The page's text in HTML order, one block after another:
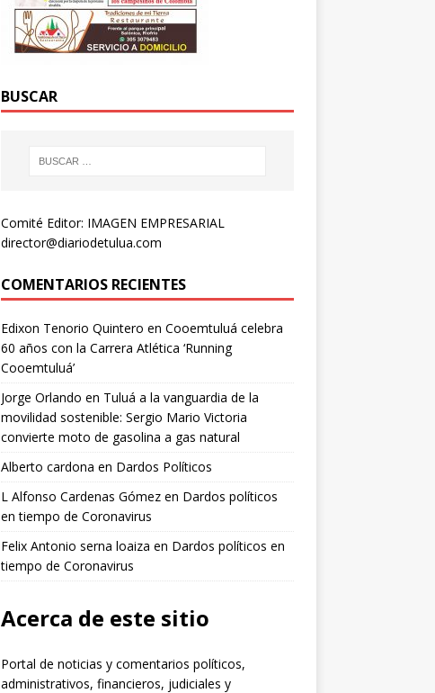
BUSCAR
Comité Editor: IMAGEN EMPRESARIAL
director@diariodetulua.com
COMENTARIOS RECIENTES
Edixon Tenorio Quintero en Cooemtuluá celebra
60 años con la Carrera Atlética ‘Running
Cooemtuluá’
Jorge Orlando en Tuluá a la vanguardia de la
movilidad sostenible: Sergio Mario Victoria
convierte moto de gasolina a gas natural
Alberto cardona en Dardos Políticos
L Alfonso Cardenas Gómezen Dardos políticos
en tiempo de Coronavirus
Felix Antonio serna loaiza en Dardos políticos en
tiempo de Coronavirus
Acerca de este sitio
Portal de noticias y comentarios políticos,
administrativos, financieros, judiciales y